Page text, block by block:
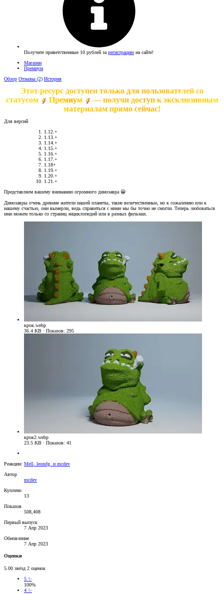
Получите приветственные 10 рублей за регистрацию на сайте!
Магазин
Премиум
Обзор Отзывы (2) История
Этот ресурс доступен только для пользователей со
статусом
Премиум
— получи доступ к эксклюзивным
материалам прямо сейчас!
Для версий
1.12.+
1.13.+
1.14.+
1.15.+
1.16.+
1.17.+
1.18+
1.19.+
1.20.+
1.21.+
Представляем вашему вниманию огромного динозавра 😀
Динозавры очень древние жители нашей планеты, такие величественные, но к сожалению или к
нашему счастью, они вымерли, ведь справиться с ними мы бы точно не смогли. Теперь любоваться
ими можем только со страниц энциклопедий или в разных фильмах.
крок.webp
36.4 KB · Показов: 295
крок2.webp
23.5 KB · Показов: 41
Реакции: Mell leondg. и mcdev
Автор
mcdev
Куплено
13
Показов
508,408
Первый выпуск
7 Апр 2023
Обновление
7 Апр 2023
Оценки
5.00 звёзд 2 оценок
5 ✨
100%
4 ✨